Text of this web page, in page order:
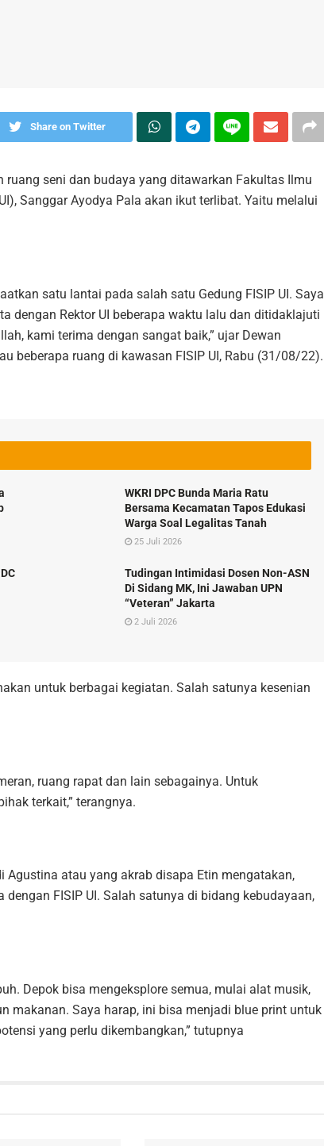
Share on Twitter
seni dan budaya yang ditawarkan Fakultas Ilmu
Sanggar Ayodya Pala akan ikut terlibat. Yaitu melalui
satu lantai pada salah satu Gedung FISIP UI. Saya
dengan Rektor UI beberapa waktu lalu dan ditidaklajuti
kami terima dengan sangat baik,” ujar Dewan
beberapa ruang di kawasan FISIP UI, Rabu (31/08/22).
WKRI DPC Bunda Maria Ratu
Bersama Kecamatan Tapos Edukasi
Warga Soal Legalitas Tanah
25 Juli 2026
Tudingan Intimidasi Dosen Non-ASN
Di Sidang MK, Ini Jawaban UPN
“Veteran” Jakarta
2 Juli 2026
untuk berbagai kegiatan. Salah satunya kesenian
ruang rapat dan lain sebagainya. Untuk
terkait,” terangnya.
Agustina atau yang akrab disapa Etin mengatakan,
FISIP UI. Salah satunya di bidang kebudayaan,
Depok bisa mengeksplore semua, mulai alat musik,
makanan. Saya harap, ini bisa menjadi blue print untuk
yang perlu dikembangkan,” tutupnya